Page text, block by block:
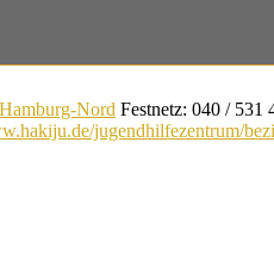
Nord Festnetz: 040 / 531
jugendhilfezentrum/